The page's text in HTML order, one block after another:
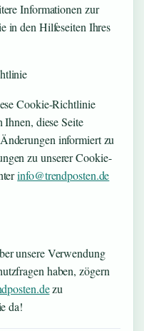
Informationen zur
in den Hilfeseiten Ihres
Cookie-Richtlinie
diese Seite
informiert zu
zu unserer Cookie-
info@trendposten.de
unsere Verwendung
haben, zögern
zu
da!